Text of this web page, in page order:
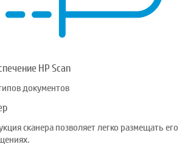
HP Scan
документов
сканера позволяет легко размещать его